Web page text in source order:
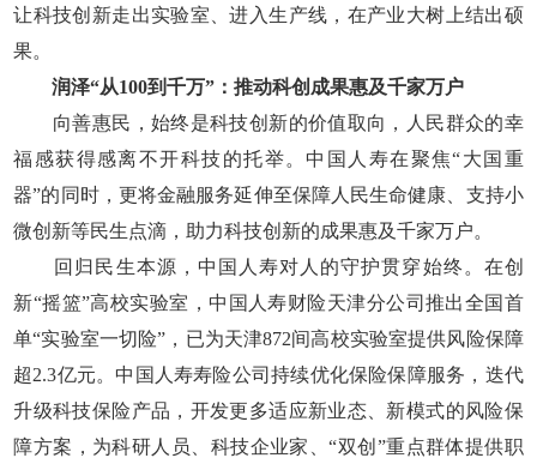
让科技创新走出实验室、进入生产线，在产业大树上结出硕
果。
润泽“从100到千万”：推动科创成果惠及千家万户
向善惠民，始终是科技创新的价值取向，人民群众的幸
福感获得感离不开科技的托举。中国人寿在聚焦“大国重
器”的同时，更将金融服务延伸至保障人民生命健康、支持小
微创新等民生点滴，助力科技创新的成果惠及千家万户。
回归民生本源，中国人寿对人的守护贯穿始终。在创
新“摇篮”高校实验室，中国人寿财险天津分公司推出全国首
单“实验室一切险”，已为天津872间高校实验室提供风险保障
超2.3亿元。中国人寿寿险公司持续优化保险保障服务，迭代
升级科技保险产品，开发更多适应新业态、新模式的风险保
障方案，为科研人员、科技企业家、“双创”重点群体提供职